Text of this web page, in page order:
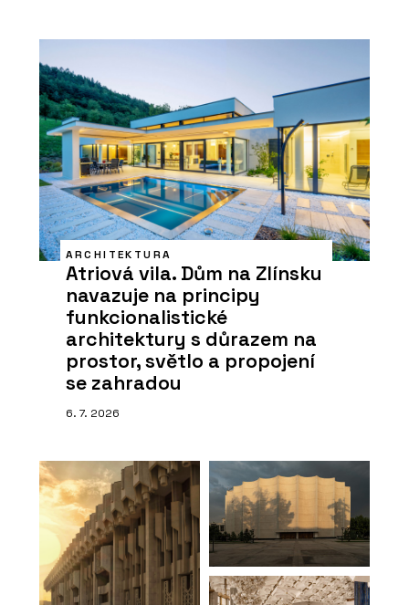
ARCHITEKTURA
Atriová vila. Dům na Zlínsku
navazuje na principy
funkcionalistické
architektury s důrazem na
prostor, světlo a propojení
se zahradou
6. 7. 2026